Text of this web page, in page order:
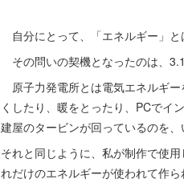
自分にとって、「エネルギー」と
その問いの契機となったのは、
原子力発電所とは電気エネルギ
くしたり、暖をとったり、PCでイ
建屋のタービンが回っているのを、
それと同じように、私が制作で使
れだけのエネルギーが使われて作